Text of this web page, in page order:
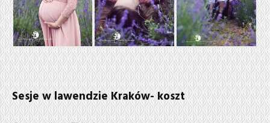
Sesje w lawendzie Kraków- koszt